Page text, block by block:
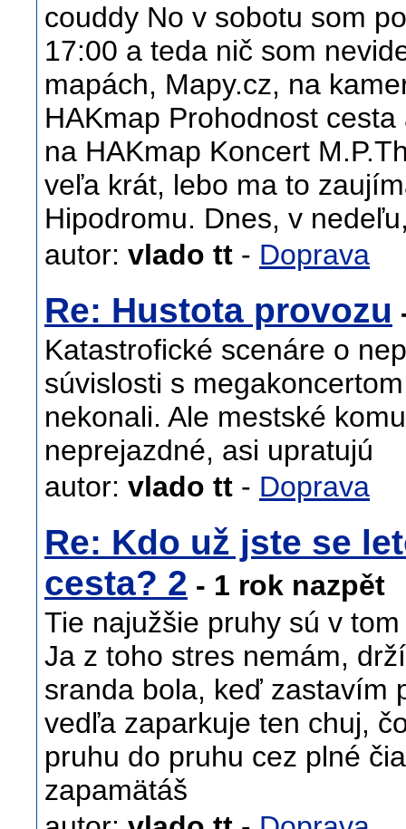
couddy No v sobotu som
17:00 a teda nič som
mapách, Mapy.cz, na
HAKmap Prohodnost
na HAKmap Koncert
veľa krát, lebo ma to
Hipodromu. Dnes, v
autor: vlado tt - Doprava
Re: Hustota provozu
Katastrofické scenáre o
súvislosti s
nekonali. Ale mestské
neprejazdné, asi upratujú
autor: vlado tt - Doprava
Re: Kdo už jste se
cesta? 2 - 1 rok nazpět
Tie najužšie pruhy sú v
Ja z toho stres nemám,
sranda bola, keď zastavím
vedľa zaparkuje ten chuj,
pruhu do pruhu cez plné
zapamätáš